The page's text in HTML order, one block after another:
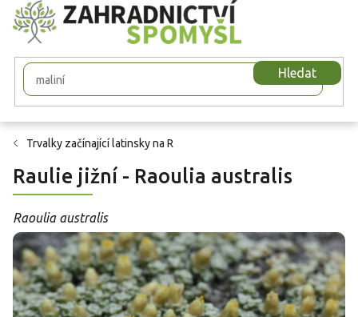
Přejít
na
obsah
Hledat
Trvalky začínající latinsky na R
Raulie jižní - Raoulia australis
Raoulia australis